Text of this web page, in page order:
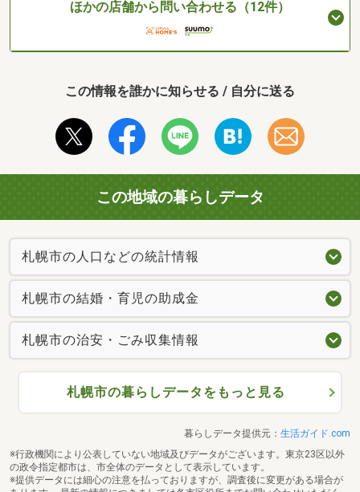
ほかの店舗から問い合わせる（12件）
この情報を誰かに知らせる / 自分に送る
この地域の暮らしデータ
札幌市の人口などの統計情報
札幌市の結婚・育児の助成金
札幌市の治安・ごみ収集情報
札幌市の暮らしデータをもっと見る
暮らしデータ提供元： 生活ガイド.com
※行政機関により公表していない地域及びデータがございます。東京23区以外
の政令指定都市は、市全体のデータとして表示しています。
※提供データには細心の注意を払っておりますが、調査後に変更がある場合が